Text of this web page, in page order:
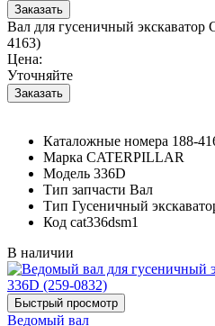
Вал для гусеничный
4163)
Цена:
Уточняйте
Каталожные номера 188-
Марка CATERPILLAR
Модель 336D
Тип запчасти Вал
Тип Гусеничный
Код cat336dsm1
В наличии
Ведомый вал